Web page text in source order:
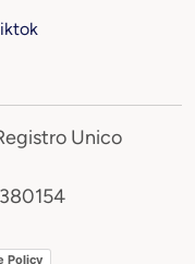
Unico
Policy